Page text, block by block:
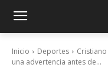
Inicio Deportes
una advertencia antes de...